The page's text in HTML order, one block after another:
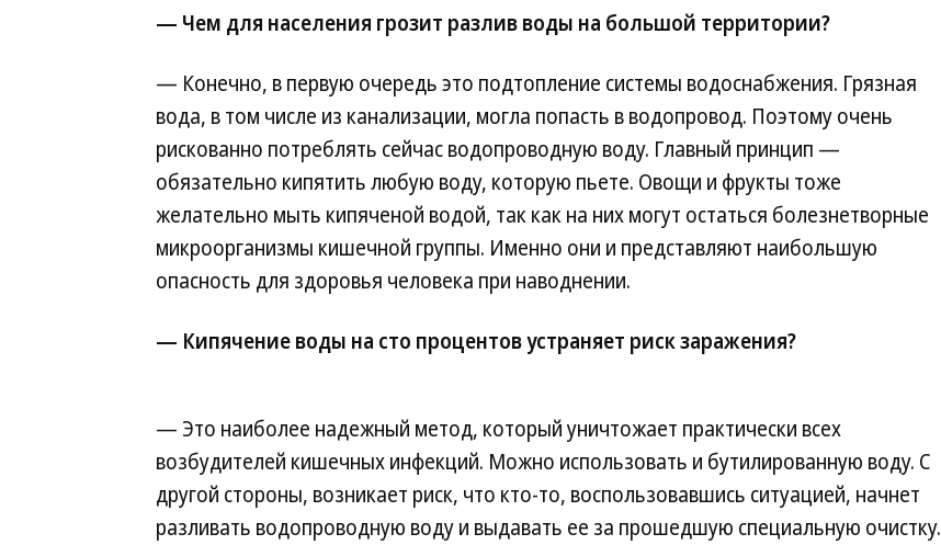
— Чем для населения грозит разлив воды на большой территории?
— Конечно, в первую очередь это подтопление системы водоснабжения. Грязная
вода, в том числе из канализации, могла попасть в водопровод. Поэтому очень
рискованно потреблять сейчас водопроводную воду. Главный принцип —
обязательно кипятить любую воду, которую пьете. Овощи и фрукты тоже
желательно мыть кипяченой водой, так как на них могут остаться болезнетворные
микроорганизмы кишечной группы. Именно они и представляют наибольшую
опасность для здоровья человека при наводнении.
— Кипячение воды на сто процентов устраняет риск заражения?
— Это наиболее надежный метод, который уничтожает практически всех
возбудителей кишечных инфекций. Можно использовать и бутилированную воду. С
другой стороны, возникает риск, что кто-то, воспользовавшись ситуацией, начнет
разливать водопроводную воду и выдавать ее за прошедшую специальную очистку.